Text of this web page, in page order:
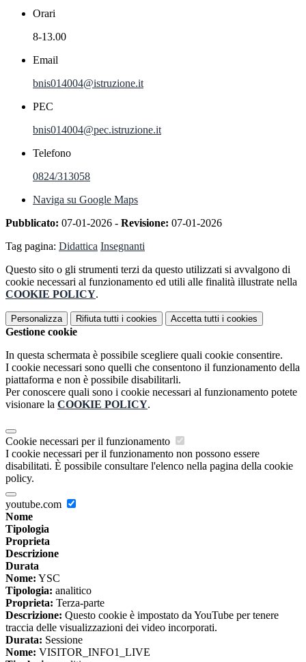
Orari
8-13.00
Email
bnis014004@istruzione.it
PEC
bnis014004@pec.istruzione.it
Telefono
0824/313058
Naviga su Google Maps
Pubblicato: 07-01-2026 - Revisione: 07-01-2026
Tag pagina: Didattica Insegnanti
Questo sito o gli strumenti terzi da questo utilizzati si avvalgono di
cookie necessari al funzionamento ed utili alle finalità illustrate nella
COOKIE POLICY.
Personalizza Rifiuta tutti i cookies Accetta tutti i cookies
Gestione cookie
In questa schermata è possibile scegliere quali cookie consentire.
I cookie necessari sono quelli che consentono il funzionamento della
piattaforma e non è possibile disabilitarli.
Per conoscere quali sono i cookie necessari al funzionamento potete
visionare la COOKIE POLICY.
Cookie necessari per il funzionamento
I cookie necessari per il funzionamento non possono essere
disabilitati. È possibile consultare l'elenco nella pagina della cookie
policy.
youtube.com
Nome
Tipologia
Proprieta
Descrizione
Durata
Nome: YSC
Tipologia: analitico
Proprieta: Terza-parte
Descrizione: Questo cookie è impostato da YouTube per tenere
traccia delle visualizzazioni dei video incorporati.
Durata: Sessione
Nome: VISITOR_INFO1_LIVE